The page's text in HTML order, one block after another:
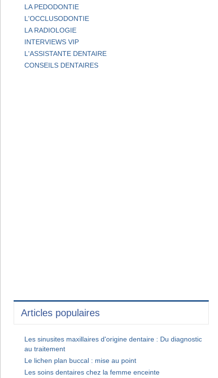
LA PEDODONTIE
L'OCCLUSODONTIE
LA RADIOLOGIE
INTERVIEWS VIP
L'ASSISTANTE DENTAIRE
CONSEILS DENTAIRES
Articles populaires
Les sinusites maxillaires d'origine dentaire : Du diagnostic
au traitement
Le lichen plan buccal : mise au point
Les soins dentaires chez la femme enceinte